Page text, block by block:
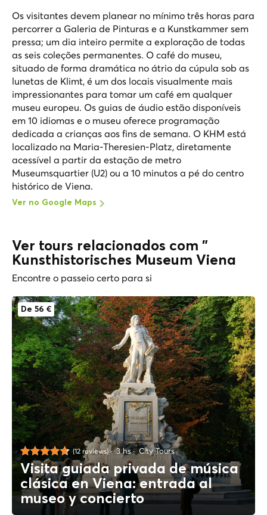
Os visitantes devem planear no mínimo três horas para
percorrer a Galeria de Pinturas e a Kunstkammer sem
pressa; um dia inteiro permite a exploração de todas
as seis coleções permanentes. O café do museu,
situado de forma dramática no átrio da cúpula sob as
lunetas de Klimt, é um dos locais visualmente mais
impressionantes para tomar um café em qualquer
museu europeu. Os guias de áudio estão disponíveis
em 10 idiomas e o museu oferece programação
dedicada a crianças aos fins de semana. O KHM está
localizado na Maria-Theresien-Platz, diretamente
acessível a partir da estação de metro
Museumsquartier (U2) ou a 10 minutos a pé do centro
histórico de Viena.
Ver no Google Maps
Ver tours relacionados com "
Kunsthistorisches Museum Viena
Encontre o passeio certo para si
De 56 €
(12 reviews) 3 hs City Tours
Visita guiada privada de música
clásica en Viena: entrada al
museo y concierto